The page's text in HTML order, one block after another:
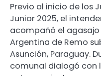
Previo al inicio de los
Junior 2025, el
acompañó el
Argentina de Remo
Asunción, Paraguay.
comunal dialogó con